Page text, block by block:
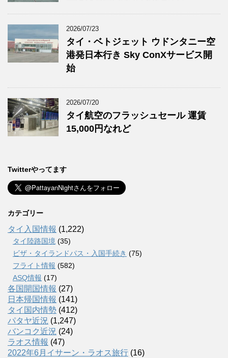
2026/07/23
タイ・ベトジェット ウドンタニー空
港発日本行き Sky ConXサービス開
始
2026/07/20
タイ航空のフラッシュセール 運賃
15,000円なれど
Twitterやってます
カテゴリー
タイ入国情報 (1,222)
タイ陸路国境 (35)
ビザ・タイランドパス・入国手続き (75)
フライト情報 (582)
ASQ情報 (17)
各国開国情報 (27)
日本帰国情報 (141)
タイ国内情勢 (412)
パタヤ近況 (1,247)
バンコク近況 (24)
ラオス情報 (47)
2022年6月イサーン・ラオス旅行 (16)